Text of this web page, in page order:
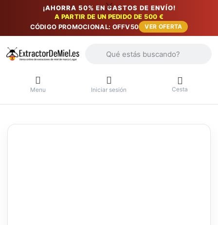
¡AHORRA 50% EN GASTOS DE ENVÍO!
A PARTIR DE UN PEDIDO DE 500 €
CÓDIGO PROMOCIONAL: OFFV50
VER OFERTA
Menu Iniciar sesión Cesta